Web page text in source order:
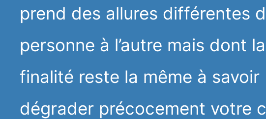
prend des allures différentes
personne à l’autre mais dont la
finalité reste la même à savoir
dégrader précocement votre